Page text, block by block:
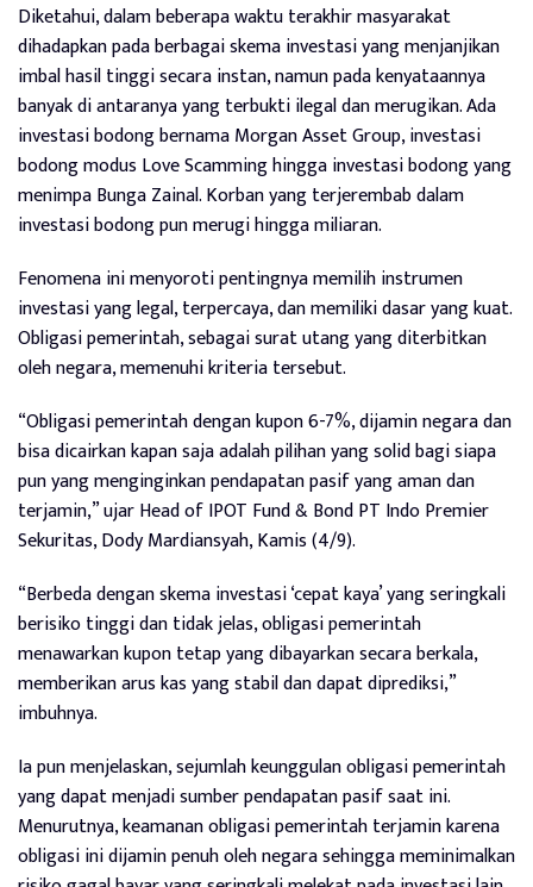
Diketahui, dalam beberapa waktu terakhir masyarakat
dihadapkan pada berbagai skema investasi yang menjanjikan
imbal hasil tinggi secara instan, namun pada kenyataannya
banyak di antaranya yang terbukti ilegal dan merugikan. Ada
investasi bodong bernama Morgan Asset Group, investasi
bodong modus Love Scamming hingga investasi bodong yang
menimpa Bunga Zainal. Korban yang terjerembab dalam
investasi bodong pun merugi hingga miliaran.
Fenomena ini menyoroti pentingnya memilih instrumen
investasi yang legal, terpercaya, dan memiliki dasar yang kuat.
Obligasi pemerintah, sebagai surat utang yang diterbitkan
oleh negara, memenuhi kriteria tersebut.
“Obligasi pemerintah dengan kupon 6-7%, dijamin negara dan
bisa dicairkan kapan saja adalah pilihan yang solid bagi siapa
pun yang menginginkan pendapatan pasif yang aman dan
terjamin,” ujar Head of IPOT Fund & Bond PT Indo Premier
Sekuritas, Dody Mardiansyah, Kamis (4/9).
“Berbeda dengan skema investasi ‘cepat kaya’ yang seringkali
berisiko tinggi dan tidak jelas, obligasi pemerintah
menawarkan kupon tetap yang dibayarkan secara berkala,
memberikan arus kas yang stabil dan dapat diprediksi,”
imbuhnya.
Ia pun menjelaskan, sejumlah keunggulan obligasi pemerintah
yang dapat menjadi sumber pendapatan pasif saat ini.
Menurutnya, keamanan obligasi pemerintah terjamin karena
obligasi ini dijamin penuh oleh negara sehingga meminimalkan